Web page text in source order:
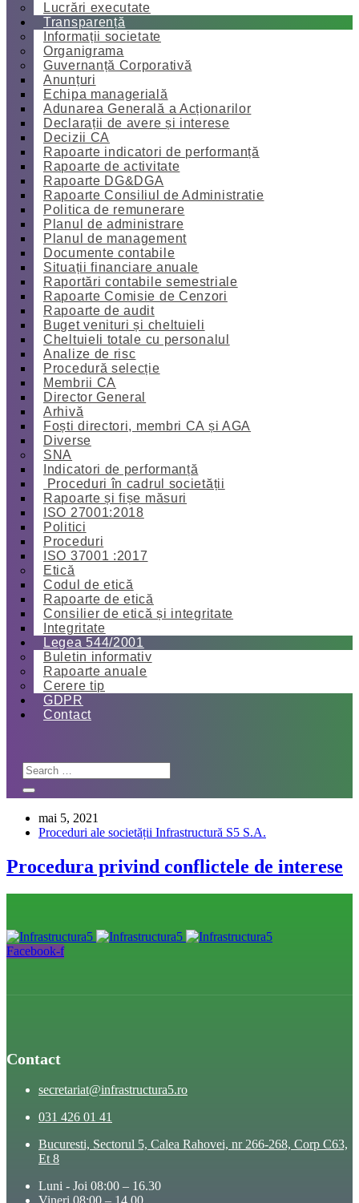
Lucrări executate
Transparență
Informații societate
Organigrama
Guvernanță Corporativă
Anunțuri
Echipa managerială
Adunarea Generală a Acționarilor
Declarații de avere și interese
Decizii CA
Rapoarte indicatori de performanță
Rapoarte de activitate
Rapoarte DG&DGA
Rapoarte Consiliul de Administratie
Politica de remunerare
Planul de administrare
Planul de management
Documente contabile
Situații financiare anuale
Raportări contabile semestriale
Rapoarte Comisie de Cenzori
Rapoarte de audit
Buget venituri și cheltuieli
Cheltuieli totale cu personalul
Analize de risc
Procedură selecție
Membrii CA
Director General
Arhivă
Foști directori, membri CA și AGA
Diverse
SNA
Indicatori de performanță
Proceduri în cadrul societății
Rapoarte și fișe măsuri
ISO 27001:2018
Politici
Proceduri
ISO 37001 :2017
Etică
Codul de etică
Rapoarte de etică
Consilier de etică și integritate
Integritate
Legea 544/2001
Buletin informativ
Rapoarte anuale
Cerere tip
GDPR
Contact
mai 5, 2021
Proceduri ale societății Infrastructură S5 S.A.
Procedura privind conflictele de interese
Facebook-f
Contact
secretariat@infrastructura5.ro
031 426 01 41
Bucuresti, Sectorul 5, Calea Rahovei, nr 266-268, Corp C63,
Et 8
Luni - Joi 08:00 – 16.30